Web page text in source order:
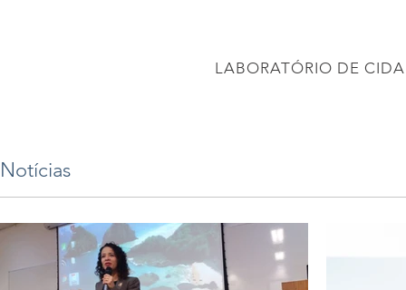
LABORATÓRIO DE
Notícias